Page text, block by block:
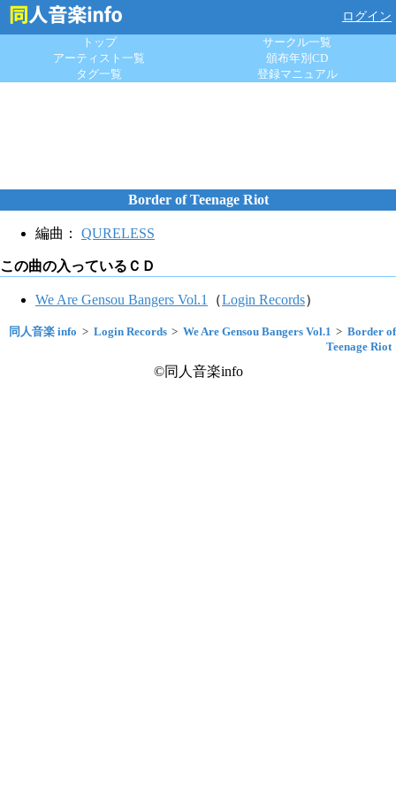
ログイン
トップ
サークル一覧
アーティスト一覧
頒布年別CD
タグ一覧
登録マニュアル
Border of Teenage Riot
編曲： QURELESS
この曲の入っているＣＤ
We Are Gensou Bangers Vol.1 （Login Records）
同人音楽 info Login Records We Are Gensou Bangers Vol.1
Border of
Teenage Riot
©同人音楽info